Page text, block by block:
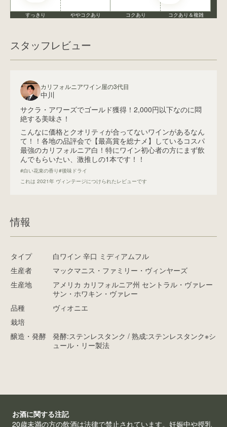
すっきり ややコクあり コクあり コクあり＆複雑
スタッフレビュー
カリフォルニアワイン屋の3代目
中川
サクラ・アワーズでゴールド獲得！2,000円以下なのに悶
絶する美味さ！
こんなに価格とクオリティが合ってないワインがあるなん
て！！各地の品評会で【最高賞を総ナメ】しているコスパ
最強のカリフォルニア白！特にワイン初心者の方にまず飲
んでもらいたい、激推しの1本です！！
#白い花束の香り#後味ドライ
これは 2021年 ヴィンテージにつけられたレビューです
情報
タイプ
白ワイン 辛口 ミディアムフル
生産者
マックマニス・ファミリー・ヴィンヤーズ
生産地
アメリカ カリフォルニア州 セントラル・ヴァレー
サン・ホワキン・ヴァレー
品種
ヴィオニエ
栽培
醸造・発酵
発酵:ステンレスタンク / 熟成:ステンレスタンク※シ
ュール・リー製法
お酒に関する注記
20歳未満の方の飲酒は法律で禁止されています。妊娠中や授乳